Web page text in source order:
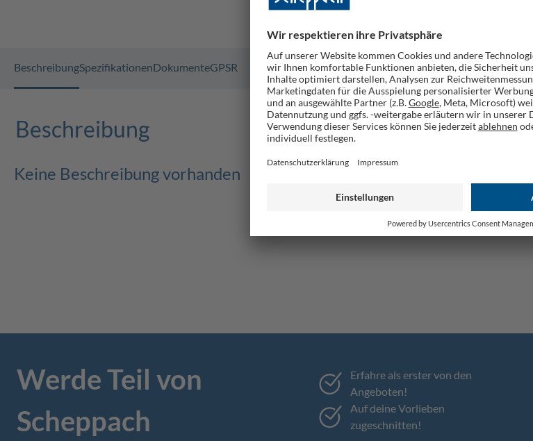
BeschreibungSpezifikationenDokumenteGPSR
Beschreibung
Keine Beschreibung vorhanden
Werde Teil von
Scheppach
Erfahre als erster von den
Angeboten!
Auf deine Vorlieben
zugeschnitten!